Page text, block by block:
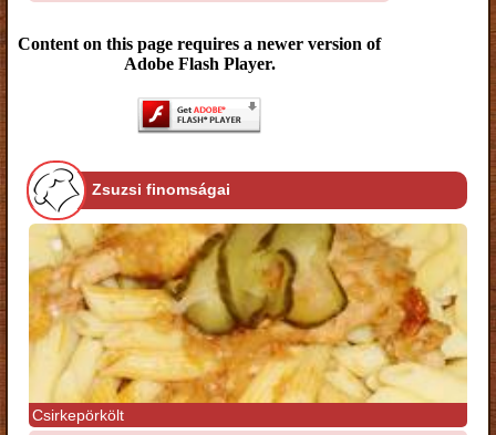
Content on this page requires a newer version of
Adobe Flash Player.
Zsuzsi finomságai
Csirkepörkölt